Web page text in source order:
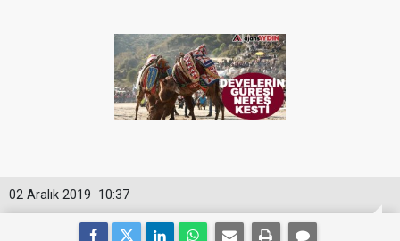
10:37
02 Aralık 2019